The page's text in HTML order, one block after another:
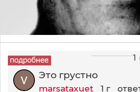
1
Это грустно
marsataxuet 1 г